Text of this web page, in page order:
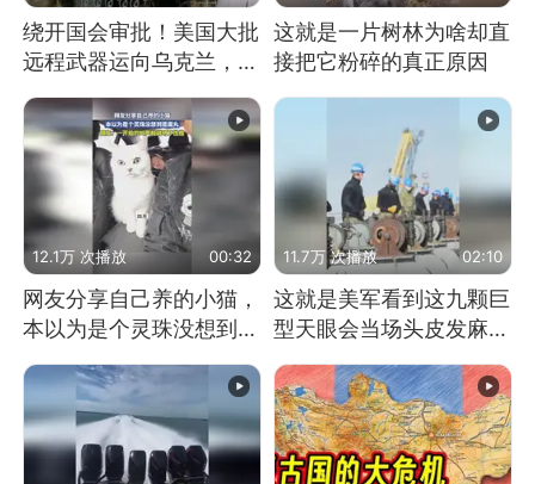
绕开国会审批！美国大批
远程武器运向乌克兰，集
中打击俄纵深目标
这就是一片树林为啥却直
接把它粉碎的真正原因
12.1万 次播放 00:32
网友分享自己养的小猫，
本以为是个灵珠没想到是
11.7万 次播放 02:10
这就是美军看到这九颗巨
型天眼会当场头皮发麻的